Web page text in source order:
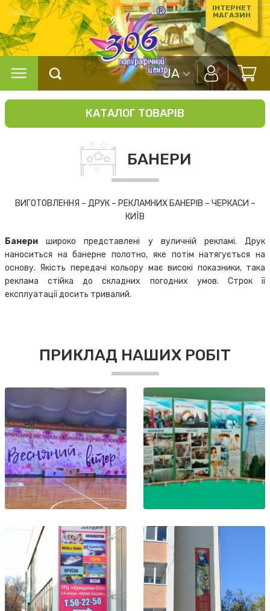
ІНТЕРНЕТ
МАГАЗИН
UA
КАТАЛОГ ТОВАРІВ
БАНЕРИ
ВИГОТОВЛЕННЯ – ДРУК – РЕКЛАМНИХ БАНЕРІВ – ЧЕРКАСИ –
КИЇВ
Банери широко представлені у вуличній рекламі. Друк
наноситься на банерне полотно, яке потім натягується на
основу. Якість передачі кольору має високі показники, така
реклама стійка до складних погодних умов. Строк її
експлуатації досить тривалий.
ПРИКЛАД НАШИХ РОБІТ